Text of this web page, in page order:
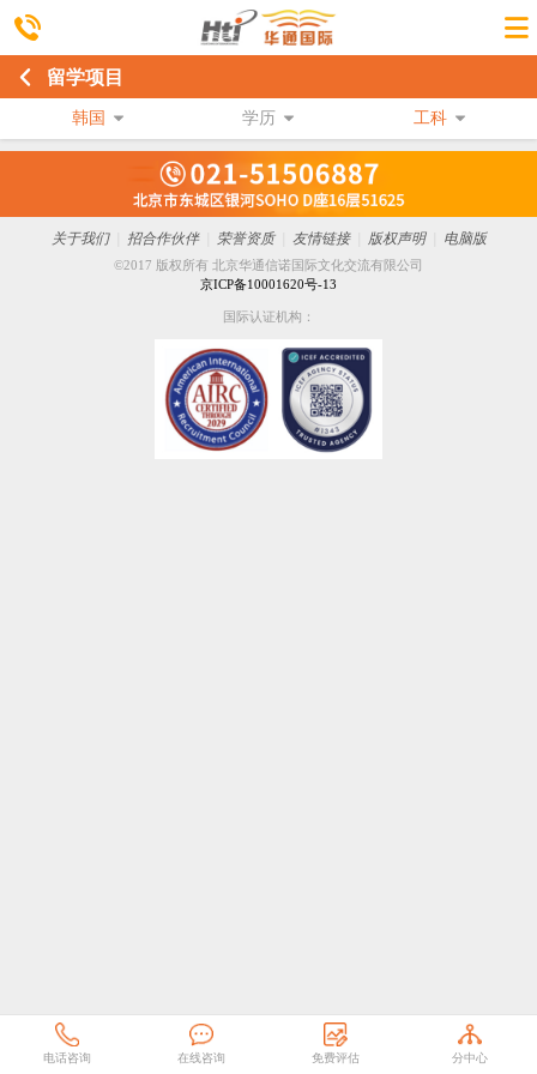
留学项目
韩国 学历 工科
关于我们 招合作伙伴 荣誉资质 友情链接 版权声明 电脑版
©2017 版权所有 北京华通信诺国际文化交流有限公司
京ICP备10001620号-13
国际认证机构：
电话咨询 在线咨询 免费评估 分中心